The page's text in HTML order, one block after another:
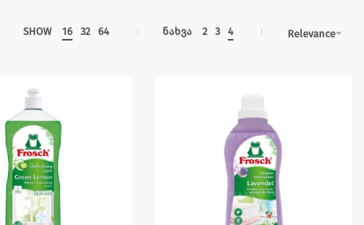
SHOW 16 32 64 ნახვა 2 3 4 Relevance